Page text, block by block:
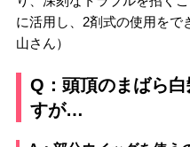
に活用し、2剤式の使用をで
山さん）
Q：頭頂のまばら
すが…